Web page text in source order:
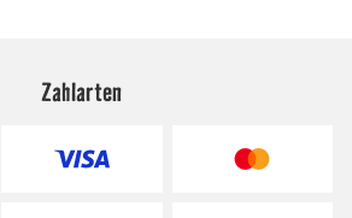
Zahlarten